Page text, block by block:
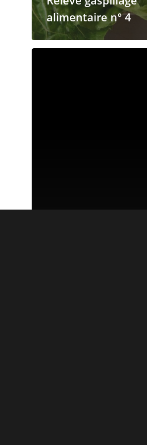
alimentaire n° 4